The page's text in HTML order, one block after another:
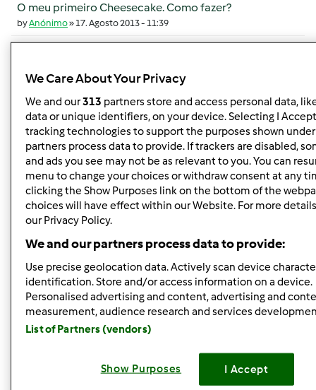
O meu primeiro Cheesecake. Como fazer?
byAnónimo»17. Agosto 2013 - 11:39
byMixie
Tópico normal
Gelado sem natas
byAnónimo»17. Agosto 2013 - 13:53
Anónimo
6. Setembro 2013 - 10:22
Aquelas dúvidas de Principiante - Varoma
19. Agosto 2013 - 20:35
20. Agosto 2013 - 09:42
We Care About Your Privacy
We and our313 partners store and access personal data,
data or unique identifiers, on your device. Selecting I
tracking technologies to support the purposes shown
partners process data to provide. If trackers are disabled,
and ads you see may not be as relevant to you. You can
menu to change your choices or withdraw consent at any
clicking the Show Purposes link on the bottom of the
choices will have effect within our Website. For more
our Privacy Policy.
We and our partners process data to provide:
Use precise geolocation data. Actively scan device
identification. Store and/or access information on a device.
Personalised advertising and content, advertising and
measurement, audience research and services
List of Partners (vendors)
Show Purposes I Accept